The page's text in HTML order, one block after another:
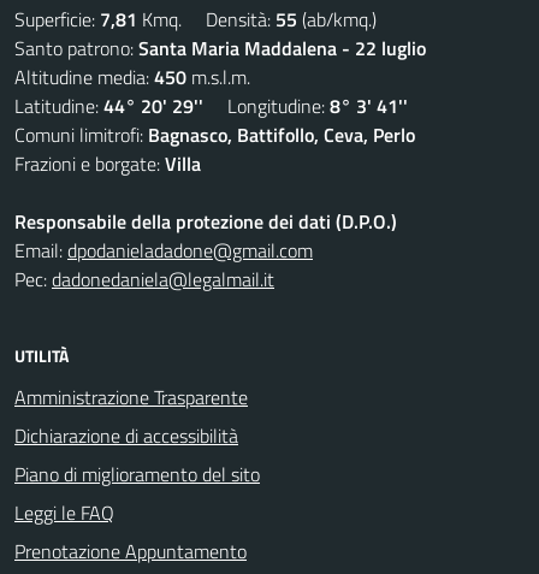
Superficie: 7,81 Kmq. Densità: 55 (ab/kmq.)
Santo patrono:Santa Maria Maddalena - 22 luglio
Altitudine media:450 m.s.l.m.
Latitudine:44° 20' 29'' Longitudine:8° 3' 41''
Comuni limitrofi: Bagnasco, Battifollo, Ceva, Perlo
Frazioni e borgate:Villa
Responsabile della protezione dei dati (D.P.O.)
Email:dpodanieladadone@gmail.com
Pec:dadonedaniela@legalmail.it
UTILITÀ
Amministrazione Trasparente
Dichiarazione di accessibilità
Piano di miglioramento del sito
Leggi le FAQ
Prenotazione Appuntamento